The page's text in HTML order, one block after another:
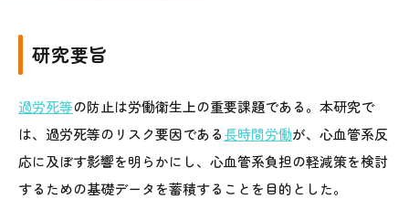
研究要旨
過労死等の防止は労働衛生上の重要課題である。本研究で
は、過労死等のリスク要因である長時間労働が、心血管系反
応に及ぼす影響を明らかにし、心血管系負担の軽減策を検討
するための基礎データを蓄積することを目的とした。